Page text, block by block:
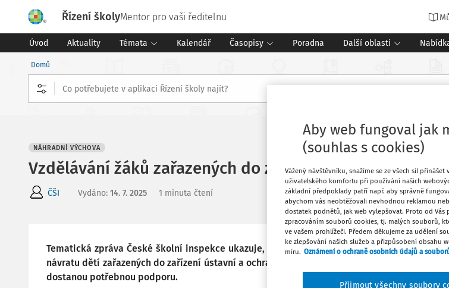
Řízení školyMentor pro vaši ředitelnu
Úvod Aktuality Témata Kalendář Časopisy Poradna Další oblasti
Domů
NÁHRADNÍ VÝCHOVA
Vzdělávání žáků zařazených do zařízení ústavní a
ČŠI Vydáno: 14. 7. 2025 1 minuta čtení
Tematická zpráva České školní inspekce ukazuje, že vzdělávání může hrát klíčovou roli v
návratu dětí zařazených do zařízení ústavní a ochranné výchovy do běžného života, pokud
dostanou potřebnou podporu.
Aby web fungoval jak
(souhlas s cookies)
Vážený návštěvníku, snažíme se ze všech sil přinášet
uživatelského komfortu při používání našich
základní předpoklady patří např. aby správně
abychom vás neobtěžovali nevhodnou reklamou
dostatek podnětů, jak web vylepšovat. Proto od Vás
zpracováním souborů cookies, tj. malých souborů,
ve vašem prohlížeči. Předem děkujeme za udělení
ke zlepšování našich služeb a přizpůsobení obsahu
míru. Oznámení o ochraně osobních údajů a
Přijmout všechny soubory